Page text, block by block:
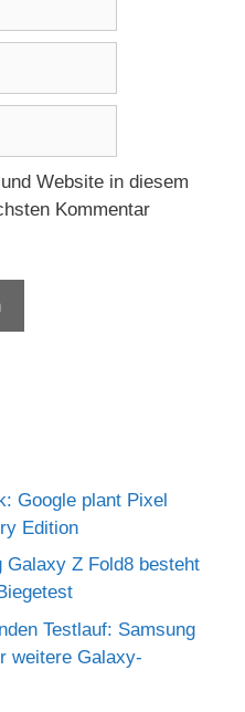
Website in diesem
Kommentar
Google plant Pixel
Edition
Galaxy Z Fold8 besteht
Testlauf: Samsung
weitere Galaxy-